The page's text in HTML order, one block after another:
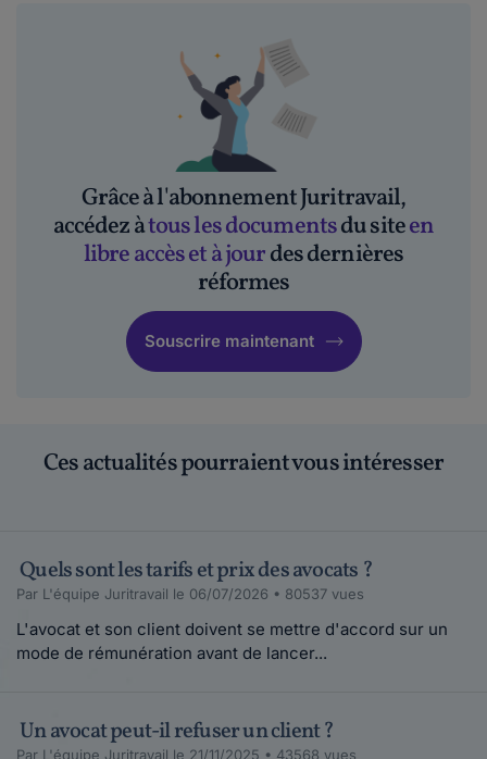
Grâce à l'abonnement Juritravail,
accédez àtous les documentsdu siteen
libre accès et à jourdes dernières
réformes
Souscrire maintenant
Ces actualités pourraient vous intéresser
Quels sont les tarifs et prix des avocats ?
Par L'équipe Juritravail le 06/07/2026 • 80537 vues
L'avocat et son client doivent se mettre d'accord sur un
mode de rémunération avant de lancer...
Un avocat peut-il refuser un client ?
Par L'équipe Juritravail le 21/11/2025 • 43568 vues